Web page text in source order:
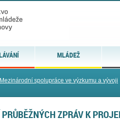
MLÁDEŽ
Mezinárodní spolupráce ve výzkumu a vývoji
ZPRÁV K